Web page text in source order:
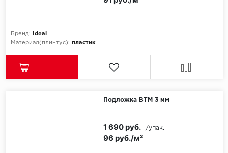
Бренд:
Ideal
Материал(плинтус): пластик
Подложка ВТМ 3 мм
96 руб./м²
1 690 руб. /упак.